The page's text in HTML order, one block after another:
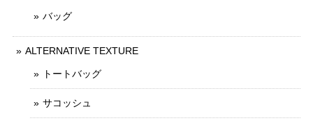
バッグ
ALTERNATIVE TEXTURE
トートバッグ
サコッシュ